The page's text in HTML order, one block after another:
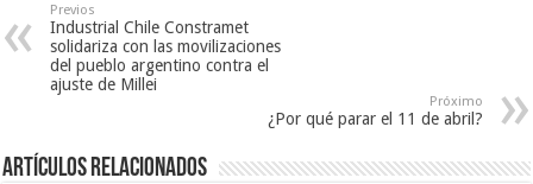
Previos
Industrial Chile Constramet
solidariza con las movilizaciones
del pueblo argentino contra el
ajuste de Millei
Próximo
¿Por qué parar el 11 de abril?
Artículos Relacionados